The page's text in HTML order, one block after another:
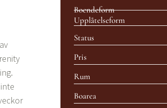
Boendeform
Upplåtelseform
Status
Pris
Rum
Boarea